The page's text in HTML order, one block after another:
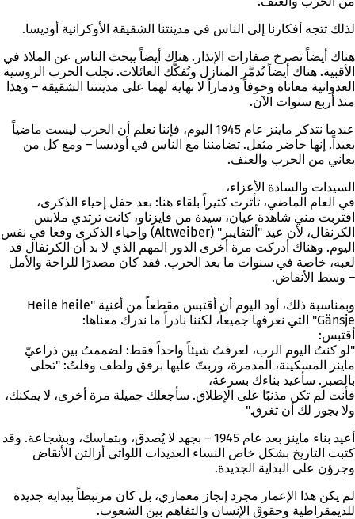
لذلك تتجه أفكارنا إلى الناس في مدينتنا الشقيقة الأوكرانية أوديسا.
هناك أيضاً تصرخ صفارات الإنذار. هناك أيضاً يبحث الناس عن الملاذ في
الأقبية. هناك أيضاً تُدمَّر المنازل وتُفكَّك العائلات. تجلب الحرب الروسية
العدوانية معاناة وخوفاً ودماراً لا نهاية لهما على مدينتنا الشقيقة – وهذا
منذ أربع سنوات الآن.
عندما نتذكر ماينز عام 1945 اليوم، فإننا نعلم أن الحرب ليست ماضياً
بعيداً. إنها حاضر مثقل. تضامننا مع الناس في أوديسا – ومع كل من
يعاني من الحرب والعنف.
السيدات والسادة الأعزاء،
في العام الماضي، تأثرت كثيراً بلقاء هنا: بعد حفل إحياء الذكرى،
اقتربت مني شاهدة عيان، سيدة من فايزناو، كانت ترتدي ملابس
الكرنفال، لأن عيد "ألتفايبر" (Altweiber) وإحياء الذكرى وقعا في نفس
اليوم. وهناك أدركت مرة أخرى الدور المهم الذي لا بد أن الكرنفال قد
لعبه، خاصة في سنوات ما بعد الحرب. فقد كان مصدرًا للراحة والأمل
– وسط الأنقاض.
وبمناسبة ذلك، أود اليوم أن أقتبس مقطعاً من أغنية "Heile heile
Gänsje" التي نعرفها جميعاً، لكننا نادراً ما ندرك معناها:
أقتبس:
"لو كنتُ اليوم الرب، لعرفتُ شيئاً واحداً فقط: لضممتُ بين ذراعيّ
ماينز المسكينة، المدمرة، وربتّ عليها برفق ولطف وقلتُ: "تحلى
بالصبر. سأعيد بناءك بسرعة،
فأنت لم تكن مذنبًا على الإطلاق. سأجعلك جميلة مرة أخرى، لا يمكنك،
ولا يجوز لك أن تغرق."
أعيد بناء ماينز بعد عام 1945 – بجهد لا يُصدق، وبتماسك، وبشجاعة. وقد
كتبت التاريخ بشكل خاص النساء العديدات اللواتي أزالتن الأنقاض
وجرؤن على البداية الجديدة.
لم يكن هذا الإعمار مجرد إنجاز معماري، بل كان مرتبطاً ببداية جديدة
للديمقراطية وحقوق الإنسان والتفاهم بين الشعوب.